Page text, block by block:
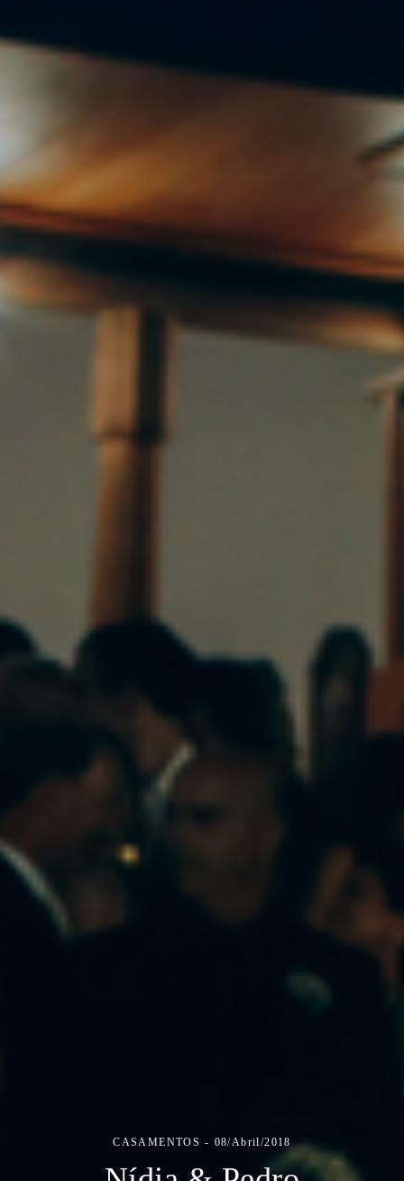
CASAMENTOS 08/Abril/2018